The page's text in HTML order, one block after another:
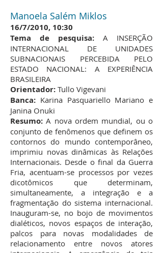
Manoela Salém Miklos
16/7/2010, 10:30
Tema de pesquisa: A INSERÇÃO
INTERNACIONAL DE UNIDADES
SUBNACIONAIS PERCEBIDA PELO
ESTADO NACIONAL: A EXPERIÊNCIA
BRASILEIRA
Orientador: Tullo Vigevani
Banca: Karina Pasquariello Mariano e
Janina Onuki
Resumo:A nova ordem mundial, ou o
conjunto de fenômenos que definem os
contornos do mundo contemporâneo,
imprimiu novas dinâmicas às Relações
Internacionais. Desde o final da Guerra
Fria, acentuam-se processos por vezes
dicotômicos que determinam,
simultaneamente, a integração e a
fragmentação do sistema internacional.
Inauguram-se, no bojo de movimentos
dialéticos, novos espaços de interação,
palcos para novas modalidades de
relacionamento entre novos atores